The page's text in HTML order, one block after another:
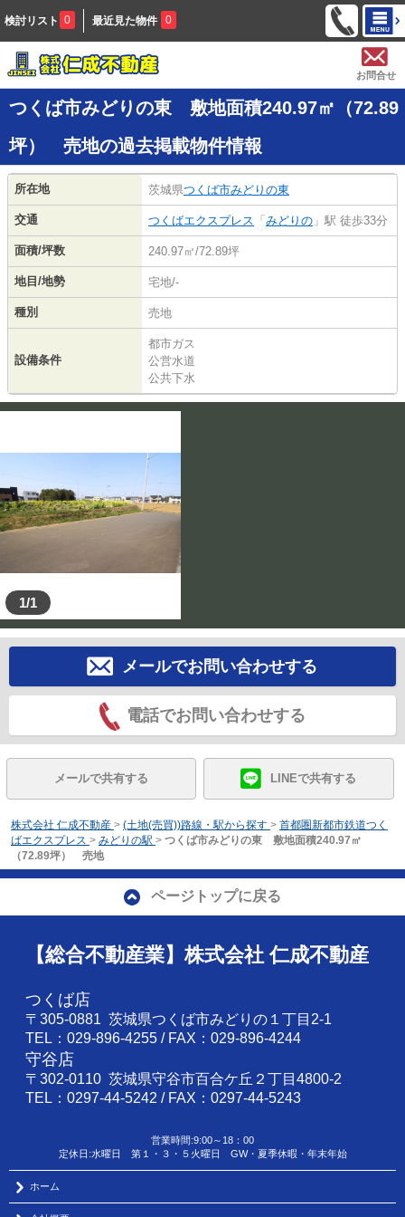
検討リスト 0 最近見た物件 0
お問合せ
つくば市みどりの東 敷地面積240.97㎡（72.89
坪） 売地の過去掲載物件情報
所在地 茨城県つくば市みどりの東
交通 つくばエクスプレス 「 みどりの 」駅 徒歩33分
面積/坪数 240.97㎡/72.89坪
地目/地勢 宅地/-
種別 売地
設備条件
都市ガス
公営水道
公共下水
1/1
メールでお問い合わせする
電話でお問い合わせする
メールで共有する LINEで共有する
株式会社 仁成不動産 > (土地(売買))路線・駅から探す > 首都圏新都市鉄道つく
ばエクスプレス > みどりの駅 > つくば市みどりの東 敷地面積240.97㎡
（72.89坪） 売地
ページトップに戻る
【総合不動産業】株式会社 仁成不動産
つくば店
〒305-0881 茨城県つくば市みどりの１丁目2-1
TEL：029-896-4255 / FAX：029-896-4244
守谷店
〒302-0110 茨城県守谷市百合ケ丘２丁目4800-2
TEL：0297-44-5242 / FAX：0297-44-5243
営業時間:9:00～18：00
定休日:水曜日 第１・３・５火曜日 GW・夏季休暇・年末年始
ホーム